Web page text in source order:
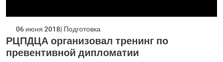
06 июня 2018 Подготовка
РЦПДЦА организовал тренинг по
превентивной дипломатии